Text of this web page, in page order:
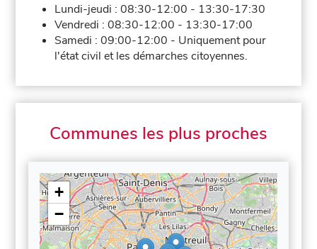
Lundi-jeudi :08:30-12:00 - 13:30-17:30
Vendredi :08:30-12:00 - 13:30-17:00
Samedi :09:00-12:00 - Uniquement pour
l'état civil et les démarches citoyennes.
Communes les plus proches
+
−